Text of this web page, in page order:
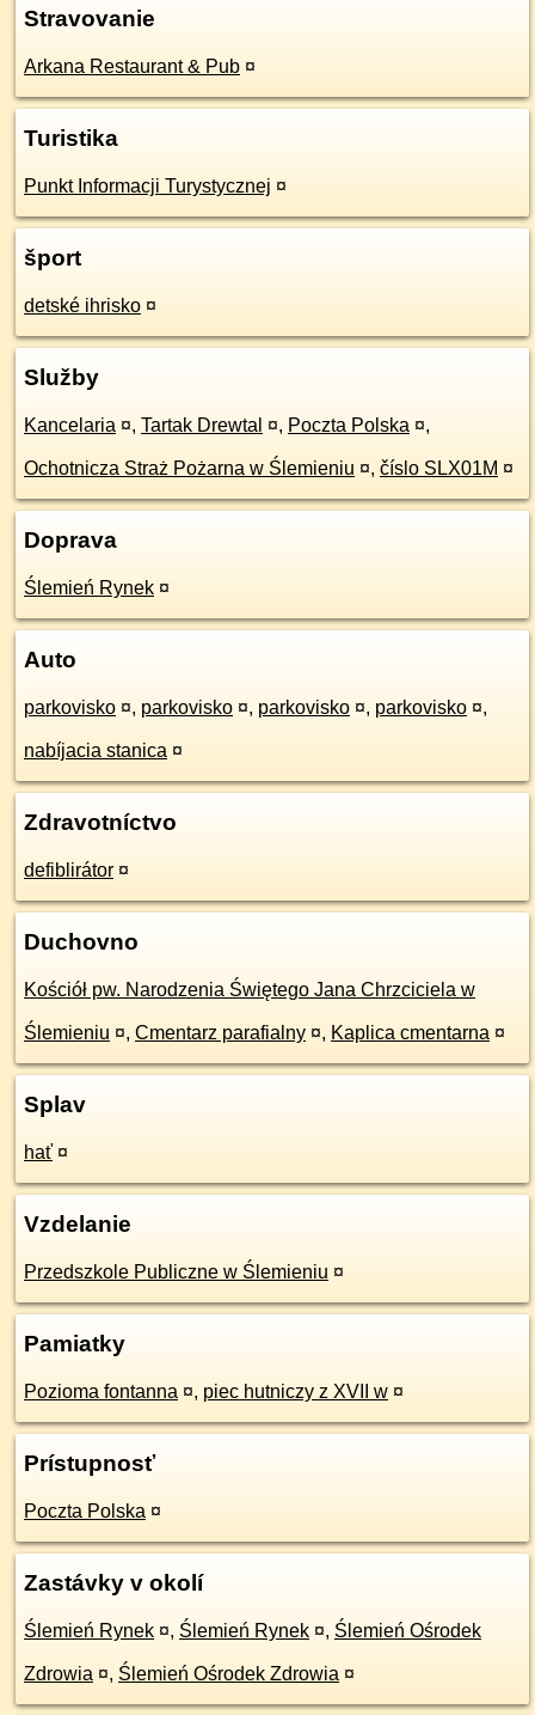
Stravovanie
Arkana Restaurant & Pub ¤
Turistika
Punkt Informacji Turystycznej ¤
šport
detské ihrisko ¤
Služby
Kancelaria ¤, Tartak Drewtal ¤, Poczta Polska ¤,
Ochotnicza Straż Pożarna w Ślemieniu ¤, číslo SLX01M ¤
Doprava
Ślemień Rynek ¤
Auto
parkovisko ¤, parkovisko ¤, parkovisko ¤, parkovisko ¤,
nabíjacia stanica ¤
Zdravotníctvo
defiblirátor ¤
Duchovno
Kościół pw. Narodzenia Świętego Jana Chrzciciela w
Ślemieniu ¤, Cmentarz parafialny ¤, Kaplica cmentarna ¤
Splav
hať ¤
Vzdelanie
Przedszkole Publiczne w Ślemieniu ¤
Pamiatky
Pozioma fontanna ¤, piec hutniczy z XVII w ¤
Prístupnosť
Poczta Polska ¤
Zastávky v okolí
Ślemień Rynek ¤, Ślemień Rynek ¤, Ślemień Ośrodek
Zdrowia ¤, Ślemień Ośrodek Zdrowia ¤